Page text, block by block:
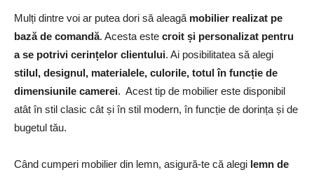
Mulți dintre voi ar putea dori să aleagă mobilier realizat pe
bază de comandă. Acesta este croit și personalizat pentru
a se potrivi cerințelor clientului. Ai posibilitatea să alegi
stilul, designul, materialele, culorile, totul în funcție de
dimensiunile camerei. Acest tip de mobilier este disponibil
atât în ​​stil clasic cât și în stil modern, în funcție de dorința și de
bugetul tău.
Când cumperi mobilier din lemn, asigură-te că alegi lemn de